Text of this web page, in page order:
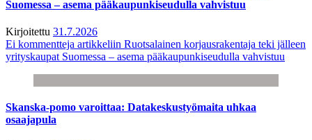
Suomessa – asema pääkaupunkiseudulla vahvistuu
Kirjoitettu 31.7.2026
Ei kommentteja artikkeliin Ruotsalainen korjausrakentaja teki jälleen
yrityskaupat Suomessa – asema pääkaupunkiseudulla vahvistuu
Skanska-pomo varoittaa: Datakeskustyömaita uhkaa
osaajapula